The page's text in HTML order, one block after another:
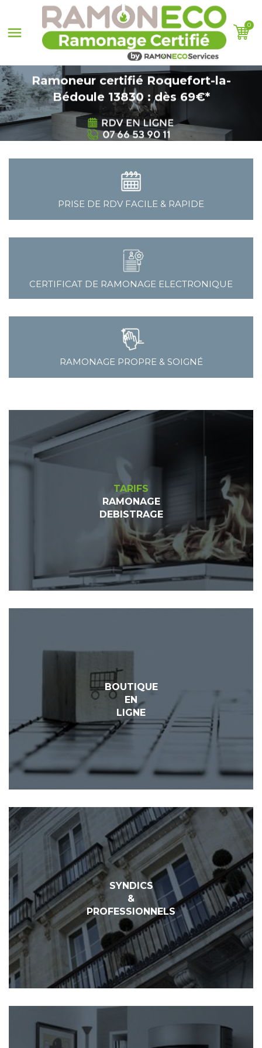
 0
Ramoneur certifié Roquefort-la-
Bédoule 13830 : dès 69€*
PRISE DE RDV FACILE & RAPIDE
CERTIFICAT DE RAMONAGE ELECTRONIQUE
RAMONAGE PROPRE & SOIGNÉ
TARIFS
RAMONAGE
DEBISTRAGE
BOUTIQUE
EN
LIGNE
SYNDICS
&
PROFESSIONNELS